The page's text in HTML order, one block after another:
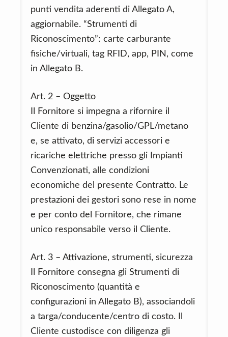
punti vendita aderenti di Allegato A,
aggiornabile. “Strumenti di
Riconoscimento”: carte carburante
fisiche/virtuali, tag RFID, app, PIN, come
in Allegato B.
Art. 2 – Oggetto
Il Fornitore si impegna a rifornire il
Cliente di benzina/gasolio/GPL/metano
e, se attivato, di servizi accessori e
ricariche elettriche presso gli Impianti
Convenzionati, alle condizioni
economiche del presente Contratto. Le
prestazioni dei gestori sono rese in nome
e per conto del Fornitore, che rimane
unico responsabile verso il Cliente.
Art. 3 – Attivazione, strumenti, sicurezza
Il Fornitore consegna gli Strumenti di
Riconoscimento (quantità e
configurazioni in Allegato B), associandoli
a targa/conducente/centro di costo. Il
Cliente custodisce con diligenza gli